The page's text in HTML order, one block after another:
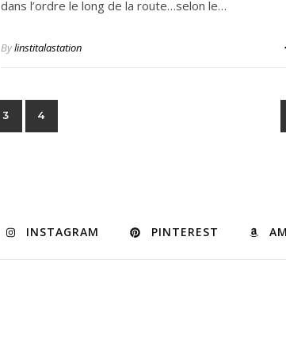
dans l’ordre le long de la route…selon le…
Bylinstitalastation
3 4
INSTAGRAM PINTEREST